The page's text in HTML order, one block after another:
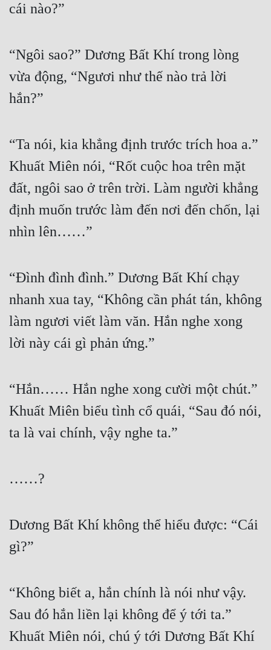
cái nào?”
“Ngôi sao?” Dương Bất Khí trong lòng
vừa động, “Ngươi như thế nào trả lời
hắn?”
“Ta nói, kia khẳng định trước trích hoa a.”
Khuất Miên nói, “Rốt cuộc hoa trên mặt
đất, ngôi sao ở trên trời. Làm người khẳng
định muốn trước làm đến nơi đến chốn, lại
nhìn lên……”
“Đình đình đình.” Dương Bất Khí chạy
nhanh xua tay, “Không cần phát tán, không
làm ngươi viết làm văn. Hắn nghe xong
lời này cái gì phản ứng.”
“Hắn…… Hắn nghe xong cười một chút.”
Khuất Miên biểu tình cổ quái, “Sau đó nói,
ta là vai chính, vậy nghe ta.”
……?
Dương Bất Khí không thể hiểu được: “Cái
gì?”
“Không biết a, hắn chính là nói như vậy.
Sau đó hắn liền lại không để ý tới ta.”
Khuất Miên nói, chú ý tới Dương Bất Khí